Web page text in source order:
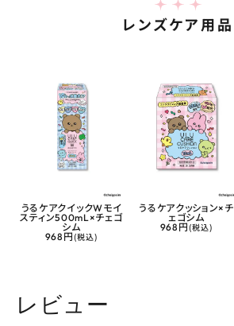
レンズケア用品
うるケアクイックWモイ
スティン500mL×チェゴ
シム
968円 (税込)
うるケアクッション×チ
ェゴシム
968円 (税込)
レビュー